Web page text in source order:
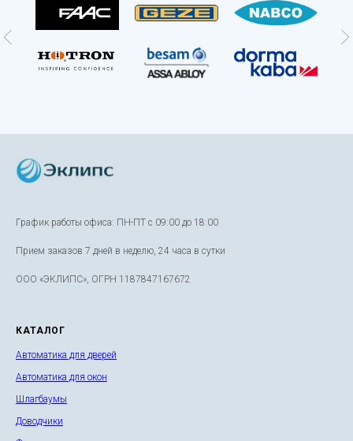
График работы офиса: ПН-ПТ с 09:00 до 18:00
Прием заказов 7 дней в неделю, 24 часа в сутки
ООО «ЭКЛИПС», ОГРН 1187847167672
КАТАЛОГ
Автоматика для дверей
Автоматика для окон
Шлагбаумы
Доводчики